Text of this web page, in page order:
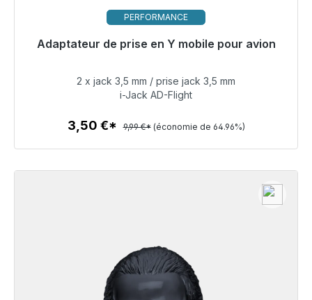
PERFORMANCE
Adaptateur de prise en Y mobile pour avion
Prêt à être expédié, délai de livraison 48h*
3,50 €
Détails
2 x jack 3,5 mm / prise jack 3,5 mm
i-Jack AD-Flight
3,50 €* 9,99 €* (économie de 64.96%)